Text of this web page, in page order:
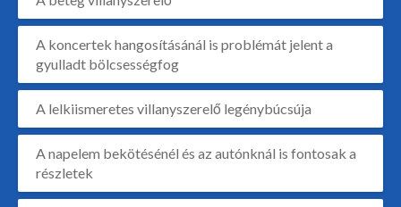
A koncertek hangosításánál is problémát jelent a
gyulladt bölcsességfog
A lelkiismeretes villanyszerelő legénybúcsúja
A napelem bekötésénél és az autónknál is fontosak a
részletek